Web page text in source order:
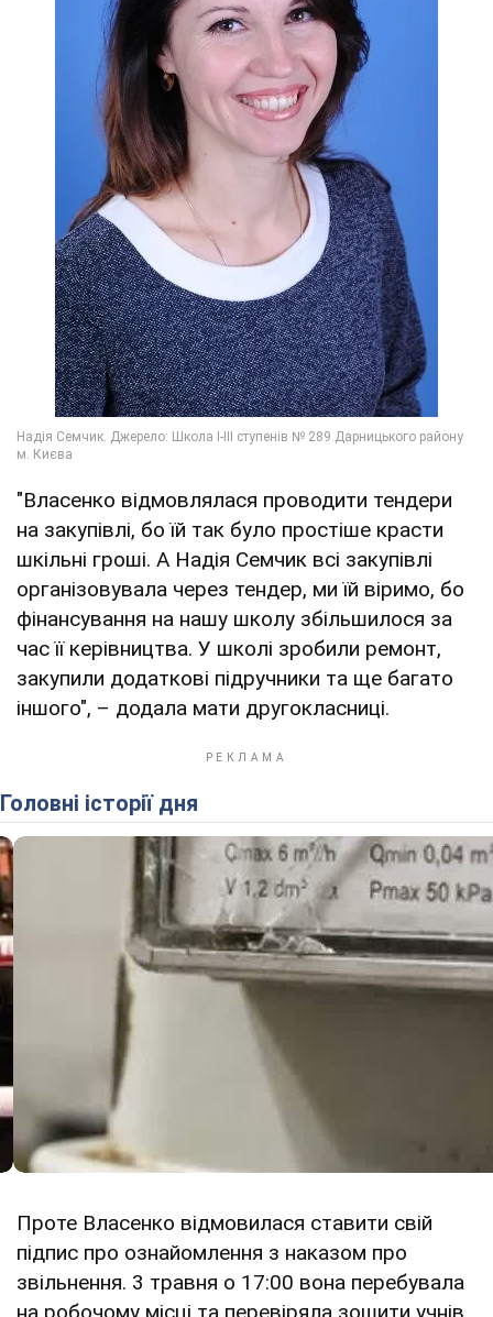
"Власенко відмовлялася проводити тендери
на закупівлі, бо їй так було простіше красти
шкільні гроші. А Надія Семчик всі закупівлі
організовувала через тендер, ми їй віримо, бо
фінансування на нашу школу збільшилося за
час її керівництва. У школі зробили ремонт,
закупили додаткові підручники та ще багато
іншого", – додала мати другокласниці.
Головні історії дня
Проте Власенко відмовилася ставити свій
підпис про ознайомлення з наказом про
звільнення. 3 травня о 17:00 вона перебувала
на робочому місці та перевіряла зошити учнів